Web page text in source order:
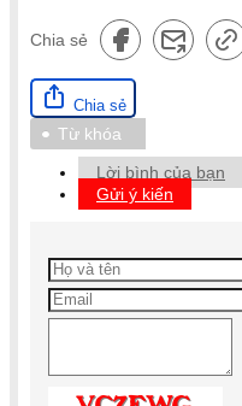
Chia sẻ
Chia sẻ
Từ khóa
Lời bình của bạn
Gửi ý kiến